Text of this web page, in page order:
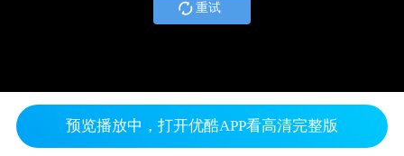
重试
预览播放中，打开优酷APP看高清完整版